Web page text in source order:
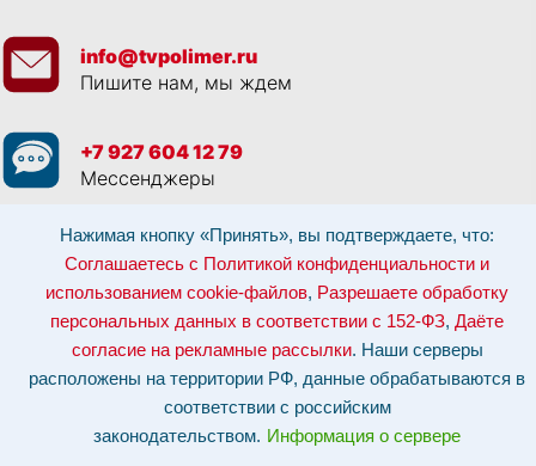
Нажимая кнопку «Принять», вы подтверждаете, что:
Соглашаетесь с Политикой конфиденциальности и
использованием cookie-файлов, Разрешаете обработку
персональных данных в соответствии с 152-ФЗ, Даёте
согласие на рекламные рассылки. Наши серверы
расположены на территории РФ, данные обрабатываются в
соответствии с российским
законодательством. Информация о сервере
info@tvpolimer.ru
Пишите нам, мы ждем
+7 927 604 12 79
Мессенджеры
Просматривая данный веб сайт, и обращаясь к нам, вы:Соглашаетесь с
Политикой конфиденциальности и использованием cookie-файлов,
Разрешаете обработку персональных данных в соответствии с 152-ФЗ
Даёте согласие на рекламные рассылки.
Отозвать согласие на обработку персональных данных: по эл-почте:
info@tvpolimer.ru| по телефону8 800 551 30 80
соответствии с российским законодательством.Информация о сервере и
Сайт носит исключительно информационный характер и не является